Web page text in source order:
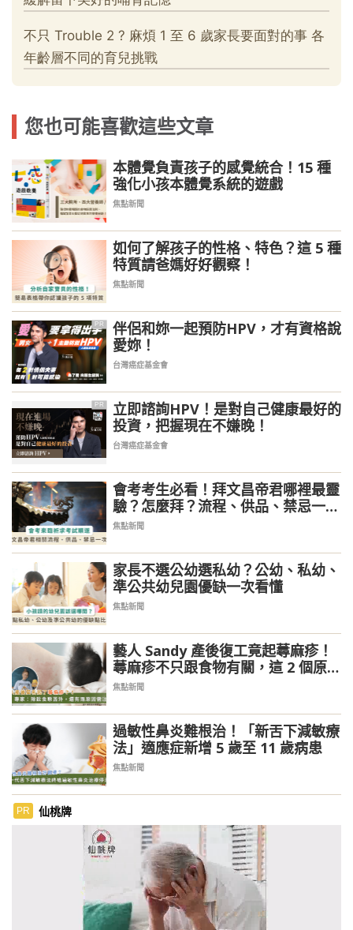
您也可能喜歡這些文章
本體覺負責孩子的感覺統合！15 種
強化小孩本體覺系統的遊戲
焦點新聞
如何了解孩子的性格、特色？這 5 種
特質請爸媽好好觀察！
焦點新聞
PR
伴侶和妳一起預防HPV，才有資格說
愛妳！
台灣癌症基金會
PR
立即諮詢HPV！是對自己健康最好的
投資，把握現在不嫌晚！
台灣癌症基金會
會考考生必看！拜文昌帝君哪裡最靈
驗？怎麼拜？流程、供品、禁忌一次
看
焦點新聞
家長不選公幼選私幼？公幼、私幼、
準公共幼兒園優缺一次看懂
焦點新聞
藝人 Sandy 產後復工竟起蕁麻疹！
蕁麻疹不只跟食物有關，這 2 個原因
更容易好發
焦點新聞
過敏性鼻炎難根治！「新舌下減敏療
法」適應症新增 5 歲至 11 歲病患
焦點新聞
PR 仙桃牌